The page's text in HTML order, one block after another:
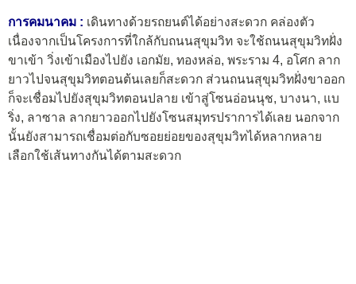
การคมนาคม : เดินทางด้วยรถยนต์ได้อย่างสะดวก คล่องตัว
เนื่องจากเป็นโครงการที่ใกล้กับถนนสุขุมวิท จะใช้ถนนสุขุมวิทฝั่ง
ขาเข้า วิ่งเข้าเมืองไปยัง เอกมัย, ทองหล่อ, พระราม 4, อโศก ลาก
ยาวไปจนสุขุมวิทตอนต้นเลยก็สะดวก ส่วนถนนสุขุมวิทฝั่งขาออก
ก็จะเชื่อมไปยังสุขุมวิทตอนปลาย เข้าสู่โซนอ่อนนุช, บางนา, แบ
ริ่ง, ลาซาล ลากยาวออกไปยังโซนสมุทรปราการได้เลย นอกจาก
นั้นยังสามารถเชื่อมต่อกับซอยย่อยของสุขุมวิทได้หลากหลาย
เลือกใช้เส้นทางกันได้ตามสะดวก